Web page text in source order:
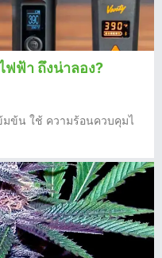
ฟ้า ถึงน่าลอง?
มข้น ใช้ ความร้อนควบคุมไ